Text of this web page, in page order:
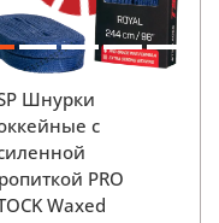
Шнурки
с
PRO
Waxed